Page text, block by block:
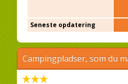
Seneste opdatering
Campingpladser, som du